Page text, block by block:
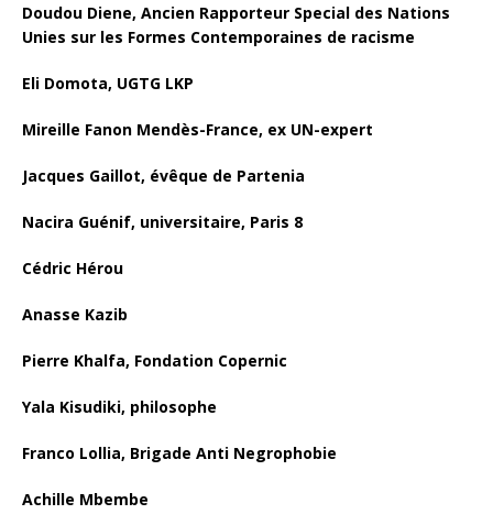
Doudou Diene, Ancien Rapporteur Special des Nations
Unies sur les Formes Contemporaines de racisme
Eli Domota, UGTG LKP
Mireille Fanon Mendès-France, ex UN-expert
Jacques Gaillot, évêque de Partenia
Nacira Guénif, universitaire, Paris 8
Cédric Hérou
Anasse Kazib
Pierre Khalfa, Fondation Copernic
Yala Kisudiki, philosophe
Franco Lollia, Brigade Anti Negrophobie
Achille Mbembe